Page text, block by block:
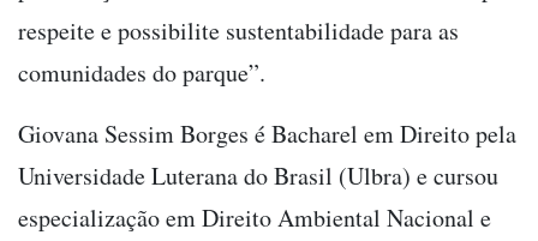
respeite e possibilite sustentabilidade para as
comunidades do parque”.
Giovana Sessim Borges é Bacharel em Direito pela
Universidade Luterana do Brasil (Ulbra) e cursou
especialização em Direito Ambiental Nacional e